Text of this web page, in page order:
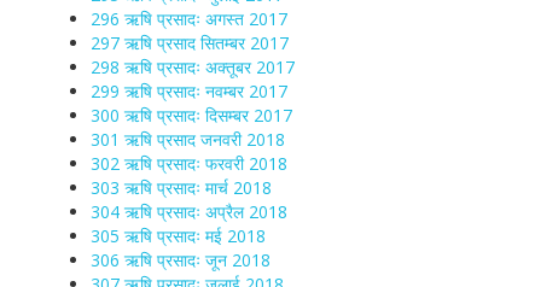
296 ऋषि प्रसादः अगस्त 2017
297 ऋषि प्रसाद सितम्बर 2017
298 ऋषि प्रसादः अक्तूबर 2017
299 ऋषि प्रसादः नवम्बर 2017
300 ऋषि प्रसादः दिसम्बर 2017
301 ऋषि प्रसाद जनवरी 2018
302 ऋषि प्रसादः फरवरी 2018
303 ऋषि प्रसादः मार्च 2018
304 ऋषि प्रसादः अप्रैल 2018
305 ऋषि प्रसादः मई 2018
306 ऋषि प्रसादः जून 2018